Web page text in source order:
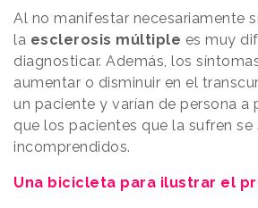
Al no manifestar necesariamente
la esclerosis múltiple es muy
diagnosticar. Además, los
aumentar o disminuir en el
un paciente y varían de persona a
que los pacientes que la sufren se
incomprendidos.
Una bicicleta para ilustrar el